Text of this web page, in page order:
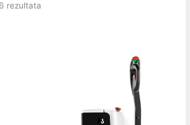
rezultata